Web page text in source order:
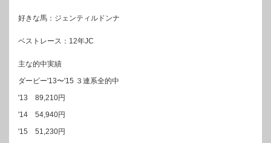
好きな馬：ジェンティルドンナ
ベストレース：12年JC
主な的中実績
ダービー'13〜'15 ３連系全的中
'13 89,210円
'14 54,940円
'15 51,230円